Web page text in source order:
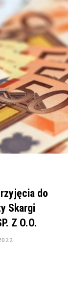
do
Skargi
Z O.O.